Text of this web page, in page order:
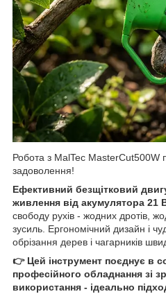
Робота з MalTec MasterCut500W
задоволення!
Ефективний безщітковий
живлення від акумулятора 21
свободу рухів - жодних дротів,
зусиль. Ергономічний дизайн і
обрізання дерев і чагарників
👉 Цей інструмент поєднує в
професійного обладнання зі
використання - ідеально